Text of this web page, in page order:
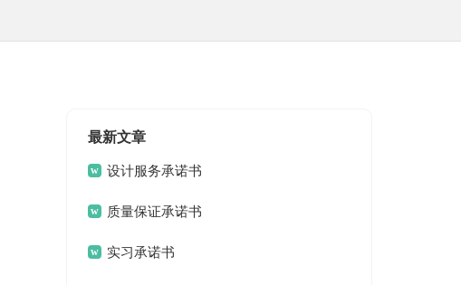
最新文章
设计服务承诺书
质量保证承诺书
实习承诺书